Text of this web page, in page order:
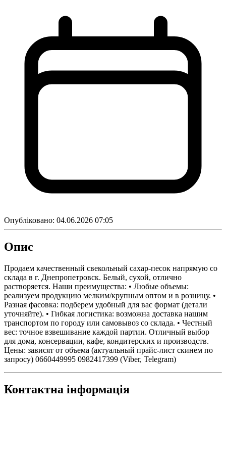
Опубліковано: 04.06.2026 07:05
Опис
Продаем качественный свекольный сахар-песок напрямую со
склада в г. Днепропетровск. Белый, сухой, отлично
растворяется. Наши преимущества: • Любые объемы:
реализуем продукцию мелким/крупным оптом и в розницу. •
Разная фасовка: подберем удобный для вас формат (детали
уточняйте). • Гибкая логистика: возможна доставка нашим
транспортом по городу или самовывоз со склада. • Честный
вес: точное взвешивание каждой партии. Отличный выбор
для дома, консервации, кафе, кондитерских и производств.
Цены: зависят от объема (актуальный прайс-лист скинем по
запросу) 0660449995 0982417399 (Viber, Telegram)
Контактна інформація